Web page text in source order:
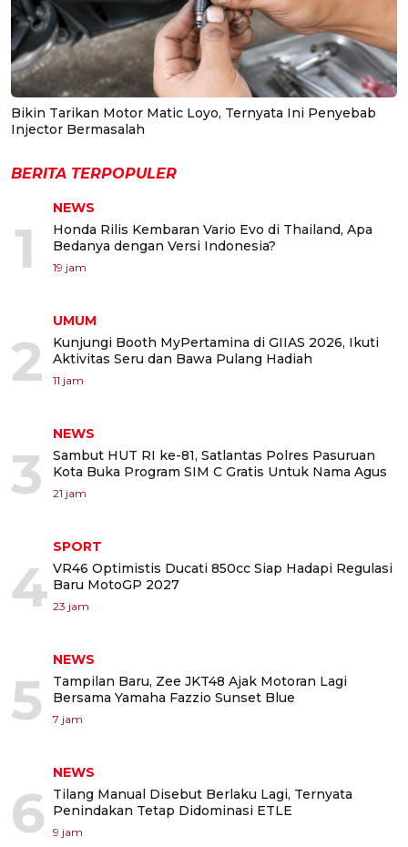
Bikin Tarikan Motor Matic Loyo, Ternyata Ini Penyebab
Injector Bermasalah
BERITA TERPOPULER
1
NEWS
Honda Rilis Kembaran Vario Evo di Thailand, Apa
Bedanya dengan Versi Indonesia?
19 jam
2
UMUM
Kunjungi Booth MyPertamina di GIIAS 2026, Ikuti
Aktivitas Seru dan Bawa Pulang Hadiah
11 jam
3
NEWS
Sambut HUT RI ke-81, Satlantas Polres Pasuruan
Kota Buka Program SIM C Gratis Untuk Nama Agus
21 jam
4
SPORT
VR46 Optimistis Ducati 850cc Siap Hadapi Regulasi
Baru MotoGP 2027
23 jam
5
NEWS
Tampilan Baru, Zee JKT48 Ajak Motoran Lagi
Bersama Yamaha Fazzio Sunset Blue
7 jam
6
NEWS
Tilang Manual Disebut Berlaku Lagi, Ternyata
Penindakan Tetap Didominasi ETLE
9 jam